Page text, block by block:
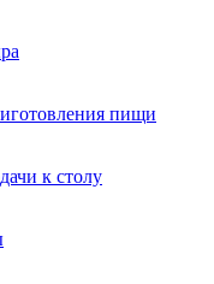
пищи
к столу